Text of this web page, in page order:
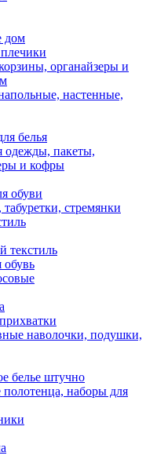
дом
органайзеры и
настенные,
белья
одежды, пакеты,
и кофры
обуви
табуретки, стремянки
текстиль
обувь
наволочки, подушки,
белье штучно
наборы для